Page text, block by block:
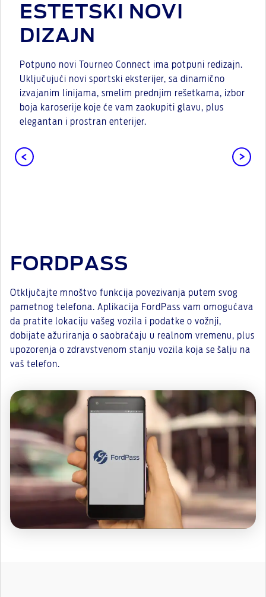
ESTETSKI NOVI
DIZAJN
Potpuno novi Tourneo Connect ima potpuni redizajn.
Uključujući novi sportski eksterijer, sa dinamično
izvajanim linijama, smelim prednjim rešetkama, izbor
boja karoserije koje će vam zaokupiti glavu, plus
elegantan i prostran enterijer.
FORDPASS
Otključajte mnoštvo funkcija povezivanja putem svog
pametnog telefona. Aplikacija FordPass vam omogućava
da pratite lokaciju vašeg vozila i podatke o vožnji,
dobijate ažuriranja o saobraćaju u realnom vremenu, plus
upozorenja o zdravstvenom stanju vozila koja se šalju na
vaš telefon.